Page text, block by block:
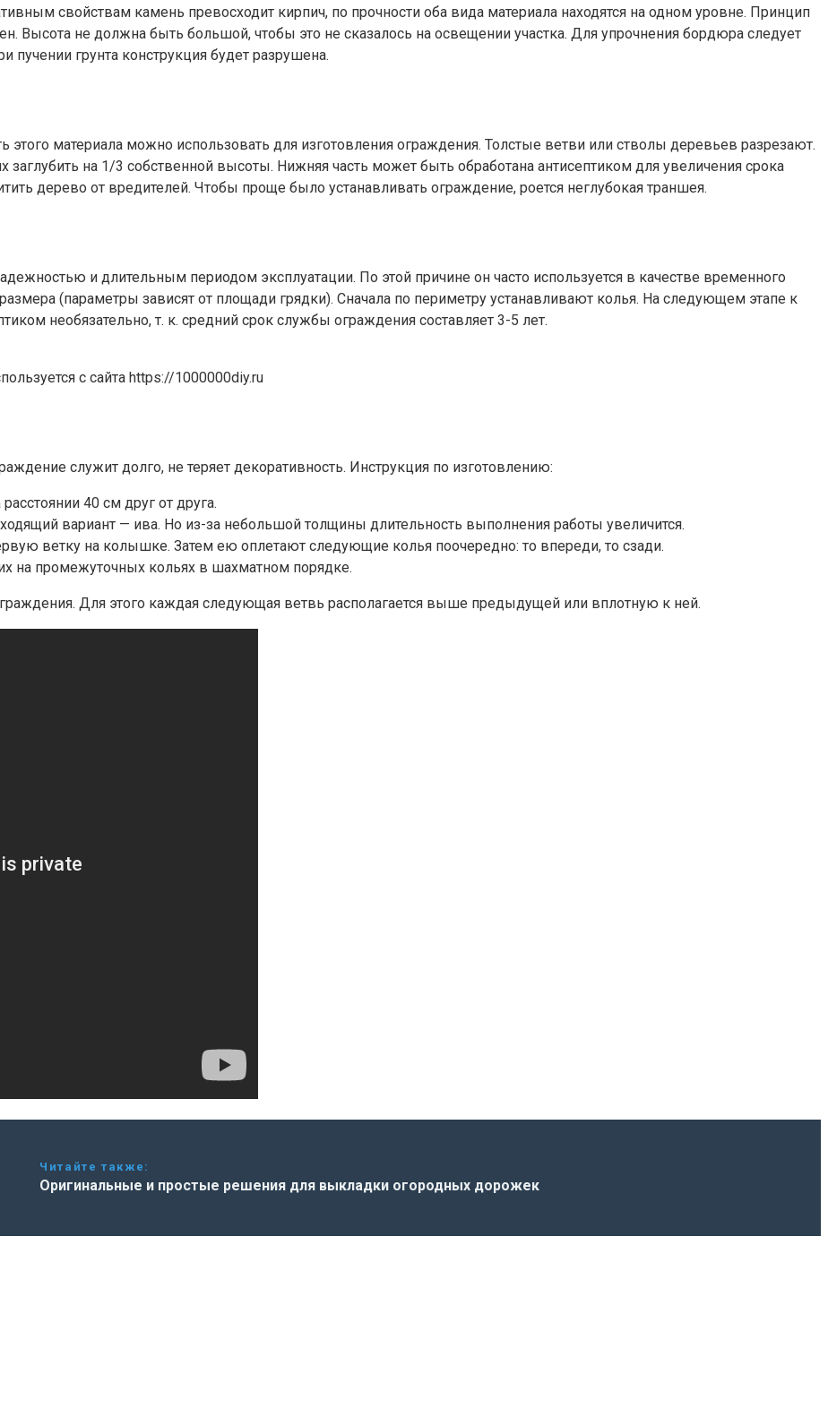
свойствам камень превосходит кирпич, по прочности оба вида материала находятся на одном уровне. Принцип
Высота не должна быть большой, чтобы это не сказалось на освещении участка. Для упрочнения бордюра следует
грунта конструкция будет разрушена.
этого материала можно использовать для изготовления ограждения. Толстые ветви или стволы деревьев разрезают.
на 1/3 собственной высоты. Нижняя часть может быть обработана антисептиком для увеличения срока
дерево от вредителей. Чтобы проще было устанавливать ограждение, роется неглубокая траншея.
и длительным периодом эксплуатации. По этой причине он часто используется в качестве временного
(параметры зависят от площади грядки). Сначала по периметру устанавливают колья. На следующем этапе к
необязательно, т. к. средний срок службы ограждения составляет 3-5 лет.
с сайта https://1000000diy.ru
служит долго, не теряет декоративность. Инструкция по изготовлению:
40 см друг от друга.
вариант — ива. Но из-за небольшой толщины длительность выполнения работы увеличится.
ветку на колышке. Затем ею оплетают следующие колья поочередно: то впереди, то сзади.
на промежуточных кольях в шахматном порядке.
Для этого каждая следующая ветвь располагается выше предыдущей или вплотную к ней.
Читайте также:
Оригинальные и простые решения для выкладки огородных дорожек